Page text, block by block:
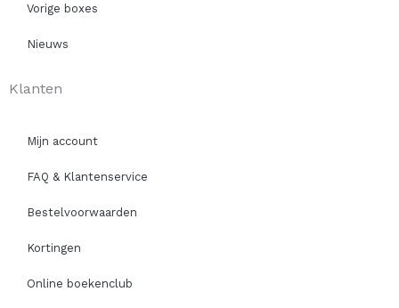
Vorige boxes
Nieuws
Klanten
Mijn account
FAQ & Klantenservice
Bestelvoorwaarden
Kortingen
Online boekenclub